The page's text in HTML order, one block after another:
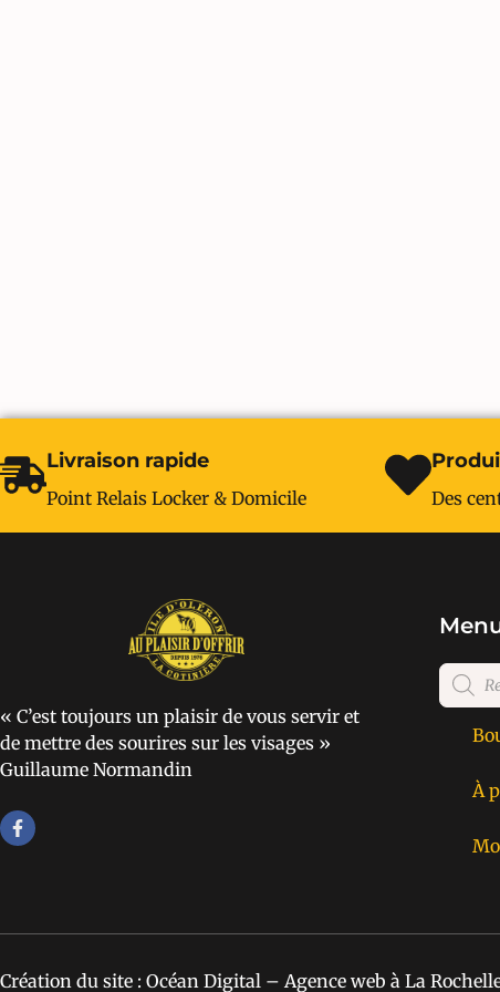
Livraison rapide
Point Relais Locker & Domicile Des
« C’est toujours un plaisir de vous servir et
de mettre des sourires sur les visages »
Guillaume Normandin
À
Création du site : Océan Digital – Agence web à La